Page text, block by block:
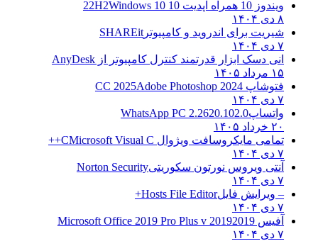
ویندوز 10 همراه آپدیت 10 22H2
Windows 10
۸ دی ۱۴۰۴
شیریت برای اندروید و کامپیوتر SHAREit
۷ دی ۱۴۰۴
انی دسک ابزار قدرتمند کنترل کامپیوتر از AnyDesk
۱۵ مرداد ۱۴۰۵
فتوشاپ CC 2025 Adobe Photoshop 2024
۷ دی ۱۴۰۴
واتساپWhatsApp PC 2.2620.102.0
۲۰ خرداد ۱۴۰۵
تمامی مایکروسافت ویژوال C Microsoft Visual C++
۷ دی ۱۴۰۴
آنتی ویروس نورتون سکوریتیNorton Security
۷ دی ۱۴۰۴
– ویرایش فایلHosts File Editor+
۷ دی ۱۴۰۴
آفیس 2019 2019 Microsoft Office 2019 Pro Plus v
۷ دی ۱۴۰۴